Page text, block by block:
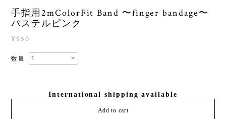
手指用2mColorFit Band 〜finger bandage〜
パステルピンク
¥550
数量
International shipping available
Add to cart